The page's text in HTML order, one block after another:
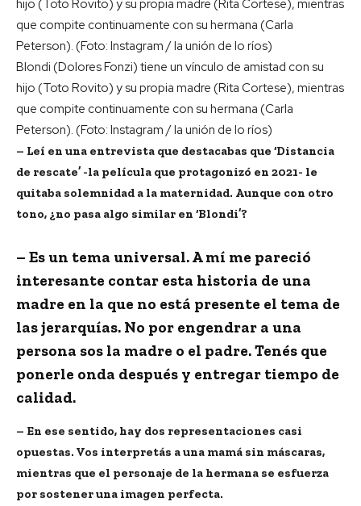
Blondi (Dolores Fonzi) tiene un vínculo de amistad con su
hijo (Toto Rovito) y su propia madre (Rita Cortese), mientras
que compite continuamente con su hermana (Carla
Peterson). (Foto: Instagram / la unión de lo ríos)
– Leí en una entrevista que destacabas que ‘Distancia
de rescate’ -la película que protagonizó en 2021- le
quitaba solemnidad a la maternidad. Aunque con otro
tono, ¿no pasa algo similar en ‘Blondi’?
– Es un tema universal. A mí me pareció
interesante contar esta historia de una
madre en la que no está presente el tema de
las jerarquías. No por engendrar a una
persona sos la madre o el padre. Tenés que
ponerle onda después y entregar tiempo de
calidad.
– En ese sentido, hay dos representaciones casi
opuestas. Vos interpretás a una mamá sin máscaras,
mientras que el personaje de la hermana se esfuerza
por sostener una imagen perfecta.